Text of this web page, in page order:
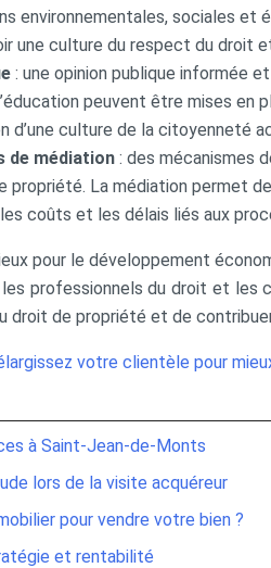
environnementales, sociales
une culture du respect du droit
: une opinion publique informée
peuvent être mises
d’une culture de la citoyenneté
de médiation : des mécanismes
propriété. La médiation permet
coûts et les délais liés aux
pour le développement
professionnels du droit et les
droit de propriété et de
votre clientèle pour
à Saint-Jean-de-Monts
lors de la visite acquéreur
pour vendre votre bien ?
et rentabilité